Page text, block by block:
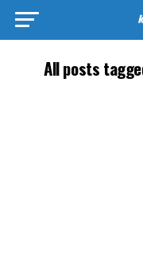
All posts